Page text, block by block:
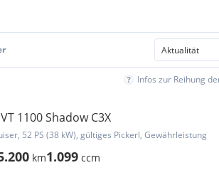
Infos zur Reihung
1100 Shadow C3X
52 PS (38 kW), gültiges Pickerl, Gewährleistung
km1.099 ccm